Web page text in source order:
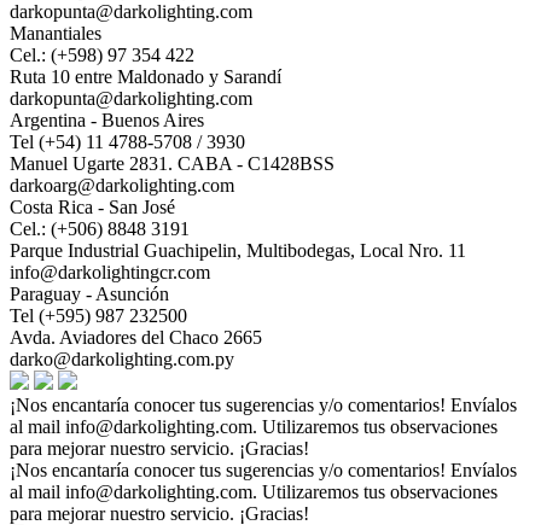
darkopunta@darkolighting.com
Manantiales
Cel.: (+598) 97 354 422
Ruta 10 entre Maldonado y Sarandí
darkopunta@darkolighting.com
Argentina - Buenos Aires
Tel (+54) 11 4788-5708 / 3930
Manuel Ugarte 2831. CABA - C1428BSS
darkoarg@darkolighting.com
Costa Rica - San José
Cel.: (+506) 8848 3191
Parque Industrial Guachipelin, Multibodegas, Local Nro. 11
info@darkolightingcr.com
Paraguay - Asunción
Tel (+595) 987 232500
Avda. Aviadores del Chaco 2665
darko@darkolighting.com.py
¡Nos encantaría conocer tus sugerencias y/o comentarios! Envíalos
al mail info@darkolighting.com. Utilizaremos tus observaciones
para mejorar nuestro servicio. ¡Gracias!
¡Nos encantaría conocer tus sugerencias y/o comentarios! Envíalos
al mail info@darkolighting.com. Utilizaremos tus observaciones
para mejorar nuestro servicio. ¡Gracias!